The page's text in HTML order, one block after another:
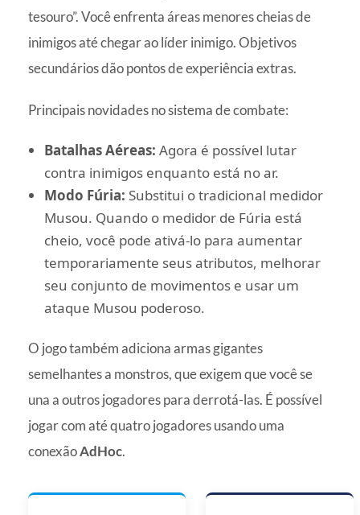
tesouro”. Você enfrenta áreas menores cheias de
inimigos até chegar ao líder inimigo. Objetivos
secundários dão pontos de experiência extras.
Principais novidades no sistema de combate:
Batalhas Aéreas: Agora é possível lutar
contra inimigos enquanto está no ar.
Modo Fúria: Substitui o tradicional medidor
Musou. Quando o medidor de Fúria está
cheio, você pode ativá-lo para aumentar
temporariamente seus atributos, melhorar
seu conjunto de movimentos e usar um
ataque Musou poderoso.
O jogo também adiciona armas gigantes
semelhantes a monstros, que exigem que você se
una a outros jogadores para derrotá-las. É possível
jogar com até quatro jogadores usando uma
conexãoAdHoc.